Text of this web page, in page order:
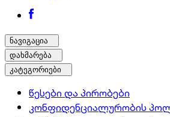
ნავიგაცია
დახმარება
კატეგორიები
წესები და პირობები
კონფიდენციალურობის